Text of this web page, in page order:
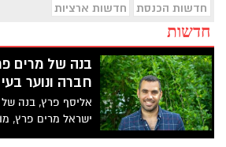
חדשות הכנסת
חדשות ארציות
חדשות
בנה של מרים
חברה ונוער
אליסף פרץ, בנה
ישראל מרים פרץ,
ונוער בעיריית